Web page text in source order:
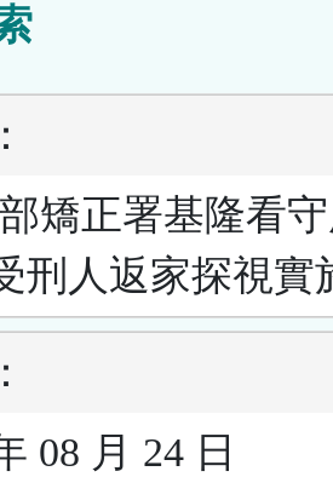
矯正署基隆看
刑人返家探視實
08 月 24 日